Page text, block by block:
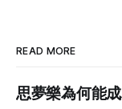
READ MORE
思夢樂為何能